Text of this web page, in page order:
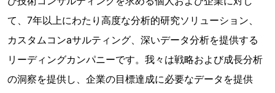
て、7年以上にわたり高度な分析的研究ソリューション、
カスタムコンaサルティング、深いデータ分析を提供する
リーディングカンパニーです。我々は戦略および成長分析
の洞察を提供し、企業の目標達成に必要なデータを提供